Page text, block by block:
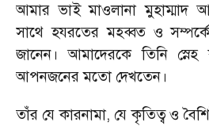
আমার ভাই মাওলানা মুহাম্মাদ
সাথে হযরতের মহব্বত ও
জানেন। আমাদেরকে তিনি
আপনজনের মতো দেখতেন।
তাঁর যে কারনামা, যে কৃতিত্ব ও